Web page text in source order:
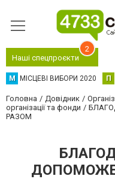
Наші спецпроєкти
2
М МІСЦЕВІ ВИБОРИ 2020 П
Головна Довідник
організації та фонди
РАЗОМ